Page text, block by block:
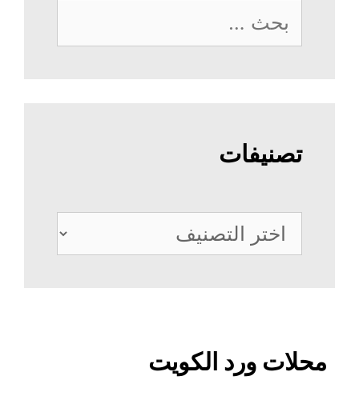
البحث
عن:
تصنيفات
تصنيفات
محلات ورد الكويت